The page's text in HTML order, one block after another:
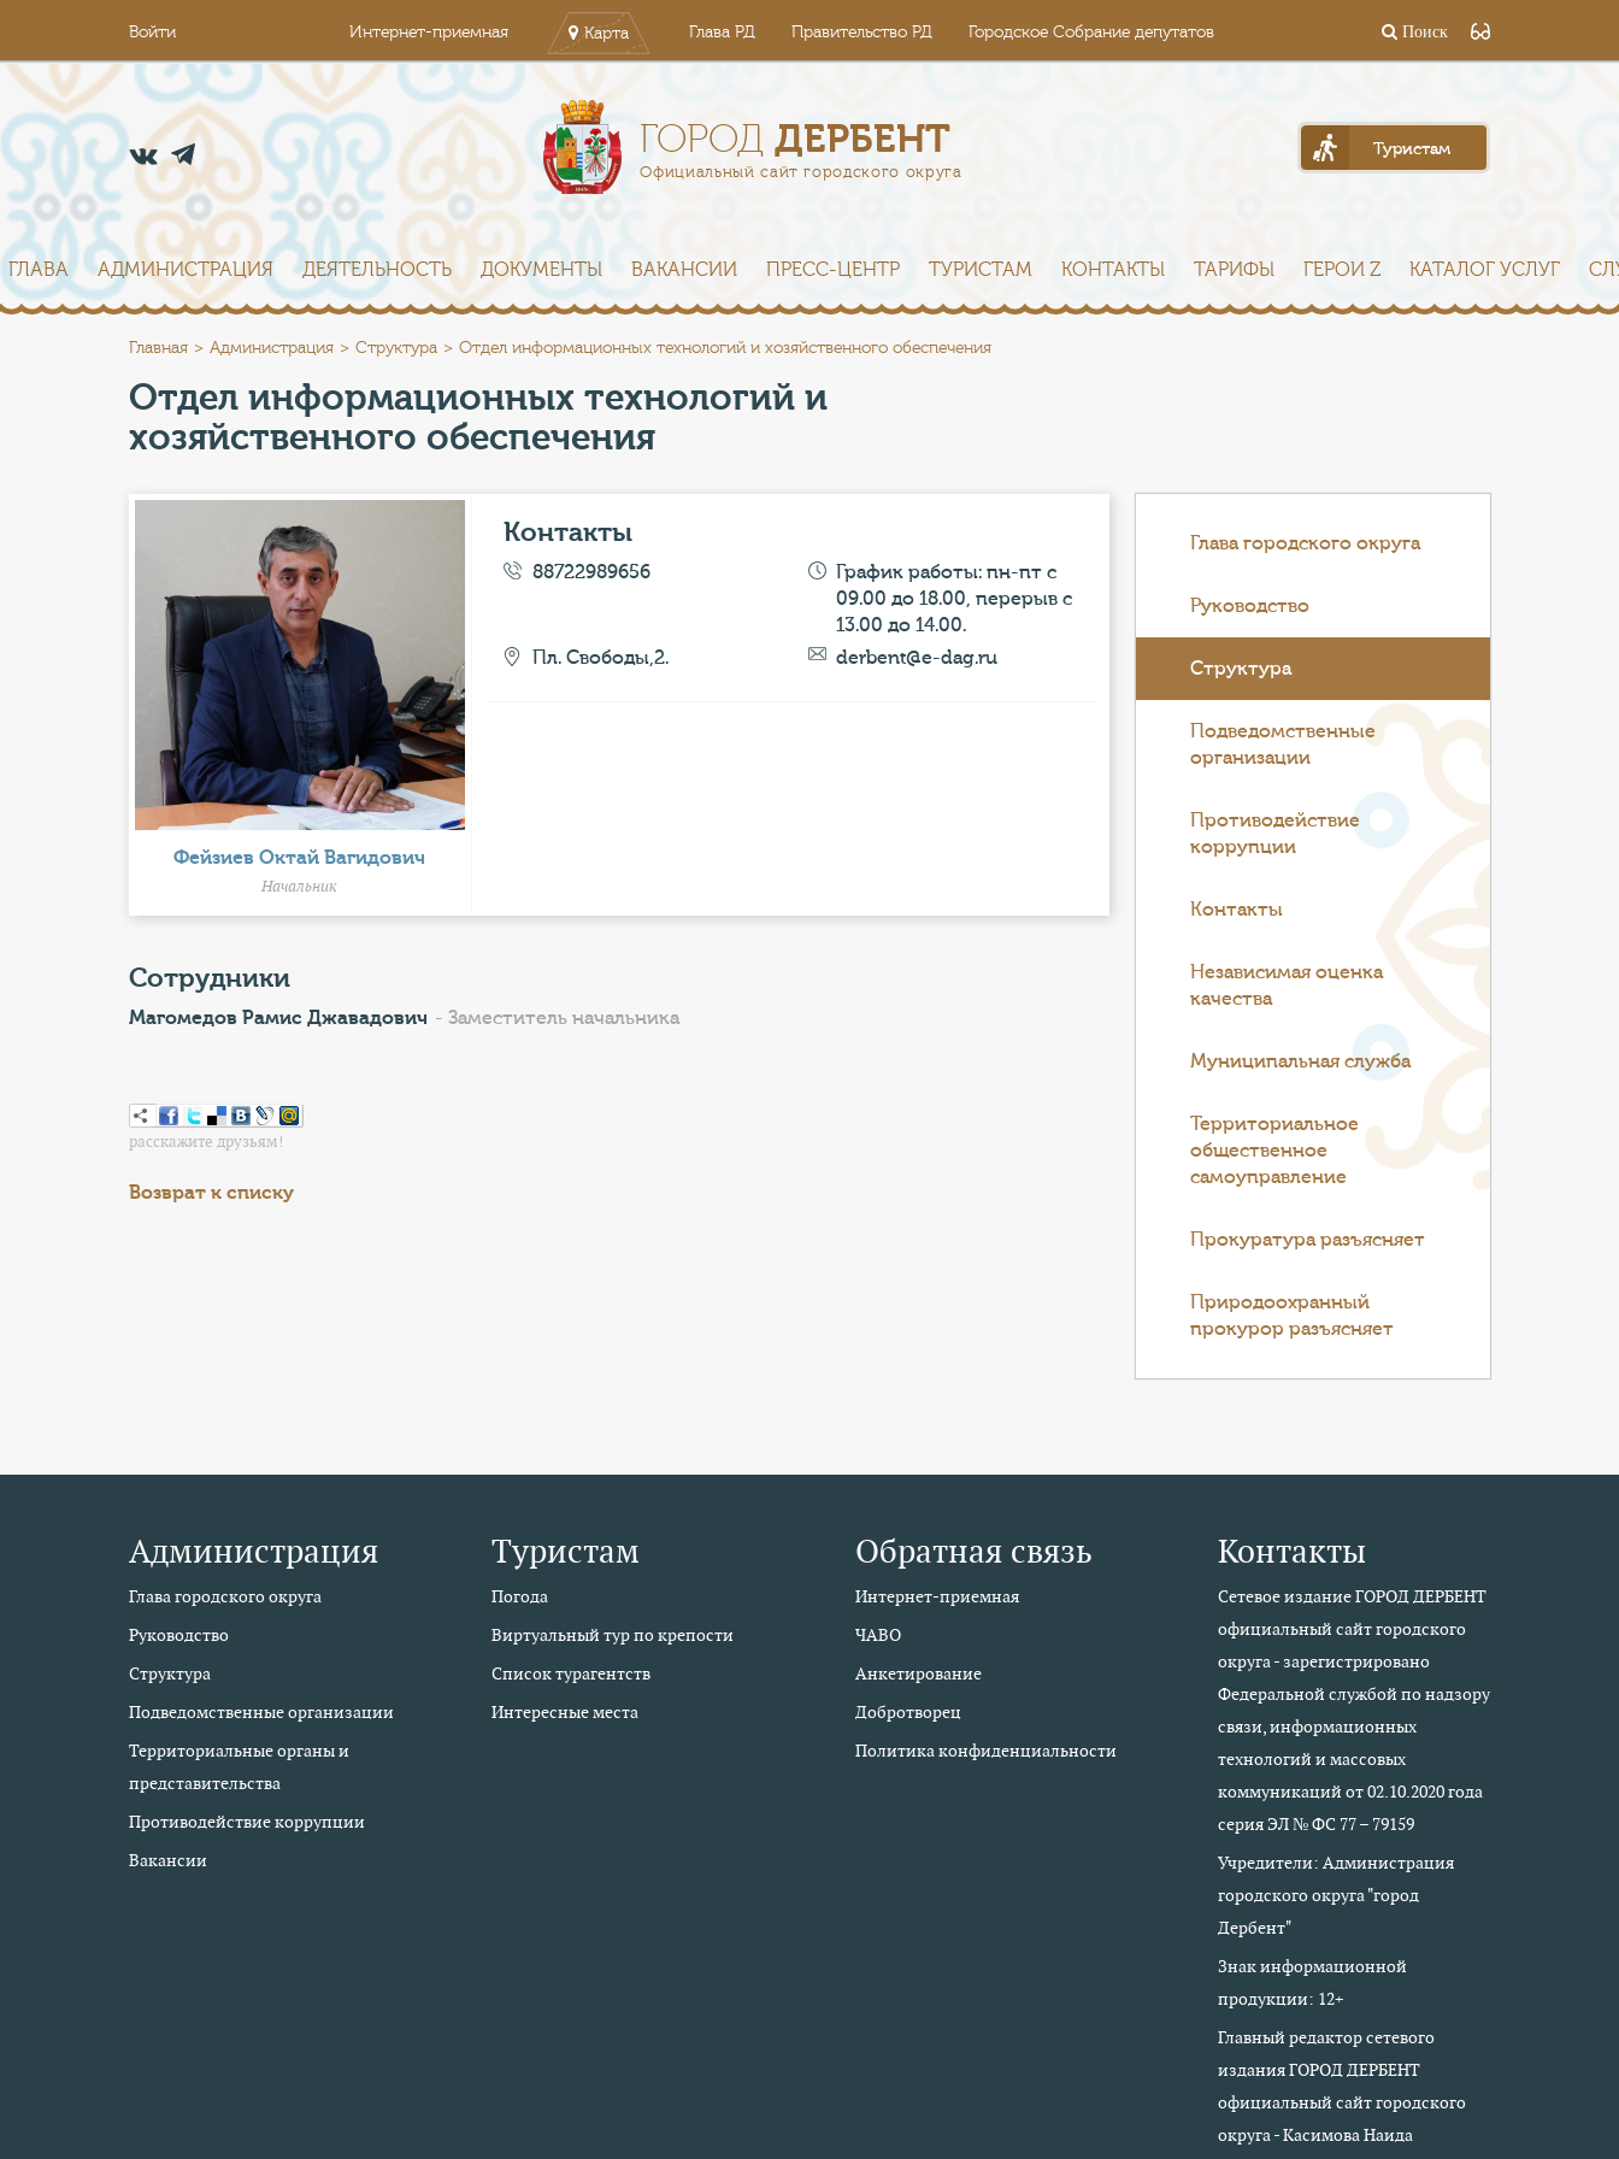
Войти Интернет-приемная Карта Глава РД Правительство РД Городское Собрание депутатов Поиск
ГОРОДДЕРБЕНТ
Официальный сайт городского округа
Туристам
ГЛАВА АДМИНИСТРАЦИЯ ДЕЯТЕЛЬНОСТЬ ДОКУМЕНТЫ ВАКАНСИИ ПРЕСС-ЦЕНТР ТУРИСТАМ КОНТАКТЫ ТАРИФЫ ГЕРОИ Z КАТАЛОГ УСЛУГ
Главная Администрация Структура Отдел информационных технологий и хозяйственного обеспечения
Отдел информационных технологий и
хозяйственного обеспечения
Фейзиев Октай Вагидович
Начальник
Контакты
88722989656
График работы: пн-пт с
09.00 до 18.00, перерыв с
13.00 до 14.00.
Пл. Свободы,2.
derbent@e-dag.ru
Сотрудники
Магомедов Рамис Джавадович - Заместитель начальника
расскажите друзьям!
Возврат к списку
Глава городского округа
Руководство
Структура
Подведомственные
организации
Противодействие
коррупции
Контакты
Независимая оценка
качества
Муниципальная служба
Территориальное
общественное
самоуправление
Прокуратура разъясняет
Природоохранный
прокурор разъясняет
Администрация
Глава городского округа
Руководство
Структура
Подведомственные организации
Территориальные органы и
представительства
Противодействие коррупции
Вакансии
Туристам
Погода
Виртуальный тур по крепости
Список турагентств
Интересные места
Обратная связь
Интернет-приемная
ЧАВО
Анкетирование
Добротворец
Политика конфиденциальности
Контакты
Сетевое издание ГОРОД ДЕРБЕНТ
официальный сайт городского
округа - зарегистрировано
Федеральной службой по надзору
связи, информационных
технологий и массовых
коммуникаций от 02.10.2020 года
серия ЭЛ № ФС 77 – 79159
Учредители: Администрация
городского округа "город
Дербент"
Знак информационной
продукции: 12+
Главный редактор сетевого
издания ГОРОД ДЕРБЕНТ
официальный сайт городского
округа - Касимова Наида